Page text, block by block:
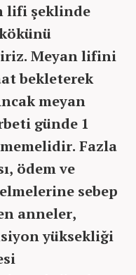
lifi şeklinde
Meyan lifini
bekleterek
meyan
günde 1
Fazla
ödem ve
sebep
anneler,
yüksekliği